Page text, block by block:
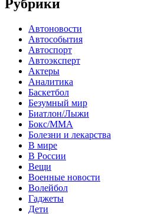
Рубрики
Автоновости
Автособытия
Автоспорт
Автоэксперт
Актеры
Аналитика
Баскетбол
Безумный мир
Биатлон/Лыжи
Бокс/MMA
Болезни и лекарства
В мире
В России
Вещи
Военные новости
Волейбол
Гаджеты
Дети